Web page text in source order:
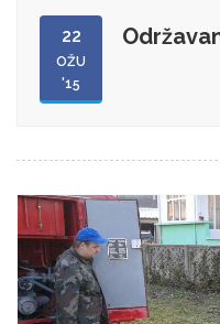
22
OŽU
'15